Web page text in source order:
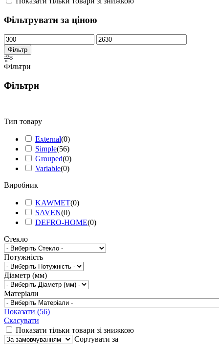
Фільтрувати за ціною
Мінімальна
ціна
Найбільша
ціна
Фільтр
Фільтри
Фільтри
Тип товару
External(0)
Simple(56)
Grouped(0)
Variable(0)
Виробник
KAWMET(0)
SAVEN(0)
DEFRO-HOME(0)
Стекло
Потужність
Діаметр (мм)
Матеріали
Показати (56)
Скасувати
Показати тільки товари зі знижкою
Сортувати за